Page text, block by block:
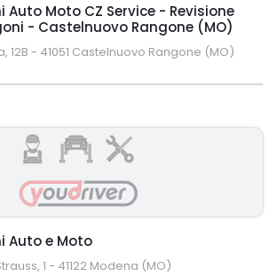
Auto Moto CZ Service - Revisione
- Castelnuovo Rangone (MO)
12B - 41051 Castelnuovo Rangone (MO)
Auto e Moto
1 - 41122 Modena (MO)